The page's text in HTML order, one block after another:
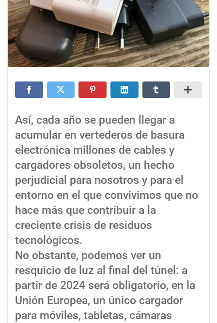
Así, cada año se pueden llegar a
acumular en vertederos de basura
electrónica millones de cables y
cargadores obsoletos, un hecho
perjudicial para nosotros y para el
entorno en el que convivimos que no
hace más que contribuir a la
creciente crisis de residuos
tecnológicos.
No obstante, podemos ver un
resquicio de luz al final del túnel: a
partir de 2024 será obligatorio, en la
Unión Europea, un único cargador
para móviles, tabletas, cámaras